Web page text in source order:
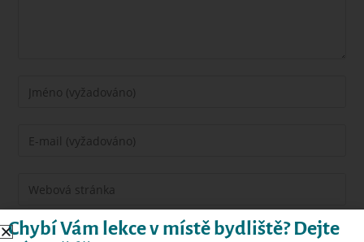
Chybí Vám lekce v místě bydliště? Dejte